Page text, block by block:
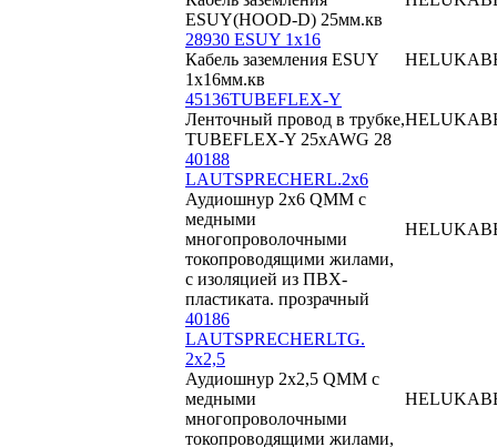
ESUY(HOOD-D) 25мм.кв
28930 ESUY 1x16
Кабель заземления ESUY
1x16мм.кв
45136TUBEFLEX-Y
Ленточный провод в трубке,
TUBEFLEX-Y 25xAWG 28
40188
LAUTSPRECHERL.2x6
Аудиошнур 2x6 QMM с
медными
многопроволочными
токопроводящими жилами,
с изоляцией из ПВХ-
пластиката. прозрачный
40186
LAUTSPRECHERLTG.
2x2,5
Аудиошнур 2x2,5 QMM с
медными
многопроволочными
токопроводящими жилами,